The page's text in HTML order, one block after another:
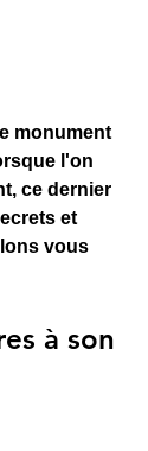
monument
l'on
ce dernier
et
vous
à son